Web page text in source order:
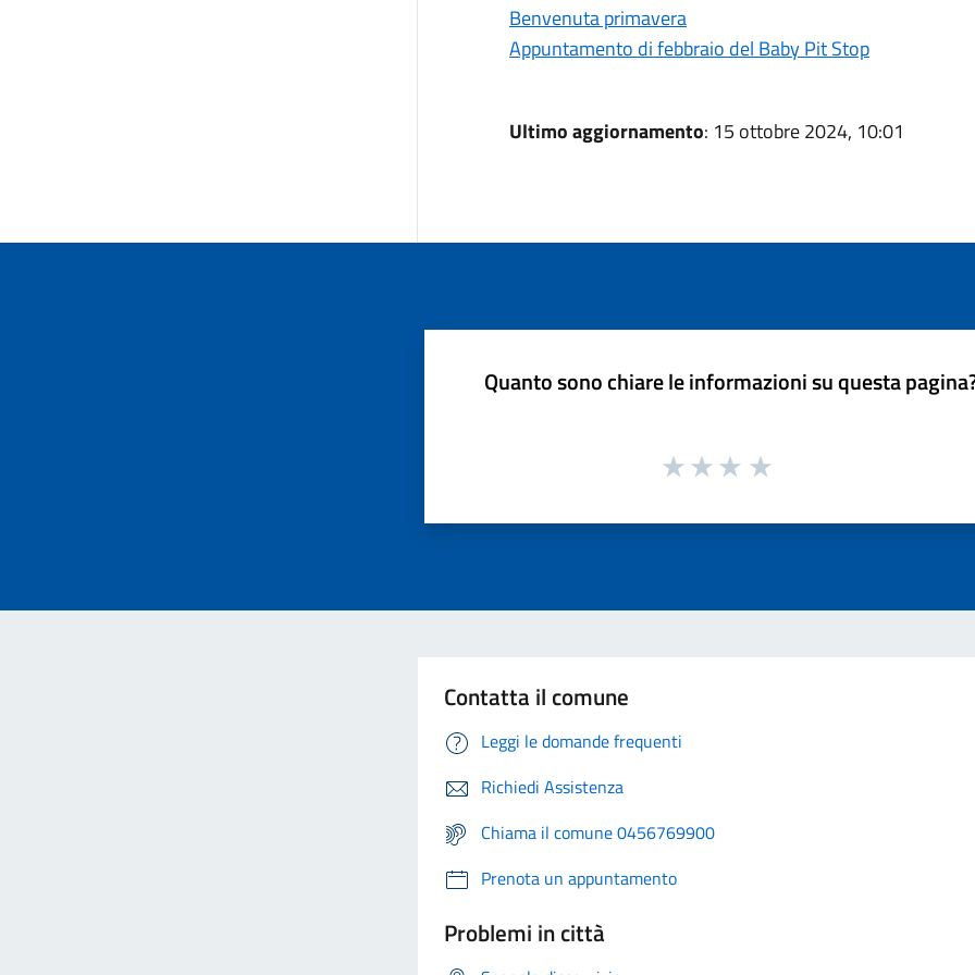
Benvenuta primavera
Appuntamento di febbraio del Baby Pit Stop
Ultimo aggiornamento: 15 ottobre 2024, 10:01
Quanto sono chiare le informazioni su questa
Contatta il comune
Leggi le domande frequenti
Richiedi Assistenza
Chiama il comune 0456769900
Prenota un appuntamento
Problemi in città